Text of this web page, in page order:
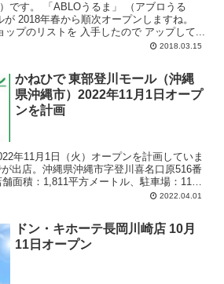
（アブロうる
2018年春から順次オープンしますね。
ップのリストを 入手したので アップして...
2018.03.15
かねひで 東部登川モール（沖縄
県沖縄市）2022年11月1日オープ
ンを計画
年11月1日（火）オープンを計画していま
出店。沖縄県沖縄市字登川喜名口原516番
面積：1,811平方メートル、駐車場：116
間：午前9時-翌日の午前零時。駐車場は24
2022.04.01
ドン・キホーテ長岡川崎店 10月
11日オープン